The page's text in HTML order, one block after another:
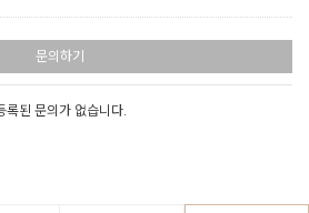
문의하기
록된 문의가 없습니다.